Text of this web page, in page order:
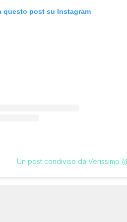
questo post su Instagram
Un post condiviso da Verissimo